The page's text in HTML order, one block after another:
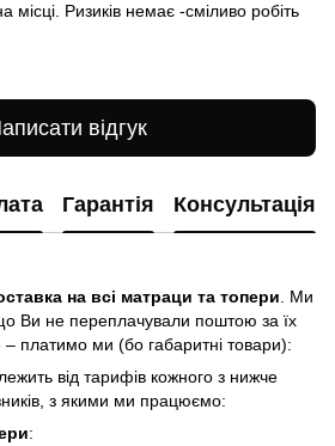
місці. Ризиків немає -сміливо робіть
відгук
Гарантія Консультація
на всі матраци та топери . Ми
Ви не переплачували поштою за їх
платимо ми (бо габаритні товари):
від тарифів кожного з нижче
з якими ми працюємо:
: